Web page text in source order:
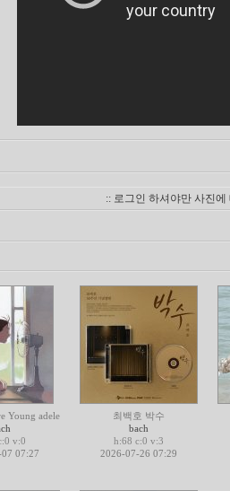
:: 로그인 하셔야만 사진
Young adele
v:0
07:27
최백호 박수
bach
h:68 c:0 v:3
2026-07-26 07:29